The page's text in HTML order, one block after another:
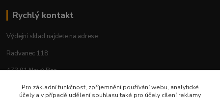
Rychlý kontakt
Výdejní sklad najdete na adrese:
Radvanec 118
473 01 Nový Bor
tel: +420 605 283 713
Pro základní funkčnost, zpříjemnění používání webu, analytické
účely a v případě udělení souhlasu také pro účely cílení reklamy